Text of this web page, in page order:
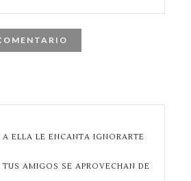
A ELLA LE ENCANTA IGNORARTE
TUS AMIGOS SE APROVECHAN DE